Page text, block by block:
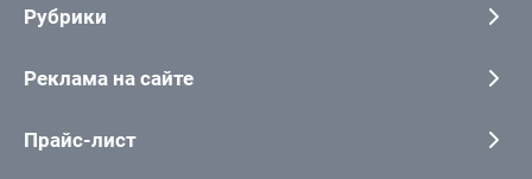
Рубрики
Реклама на сайте
Прайс-лист